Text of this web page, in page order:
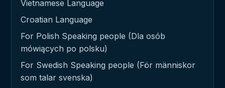
Vietnamese Language
Croatian Language
For Polish Speaking people (Dla osób
mówiących po polsku)
For Swedish Speaking people (För människor
som talar svenska)